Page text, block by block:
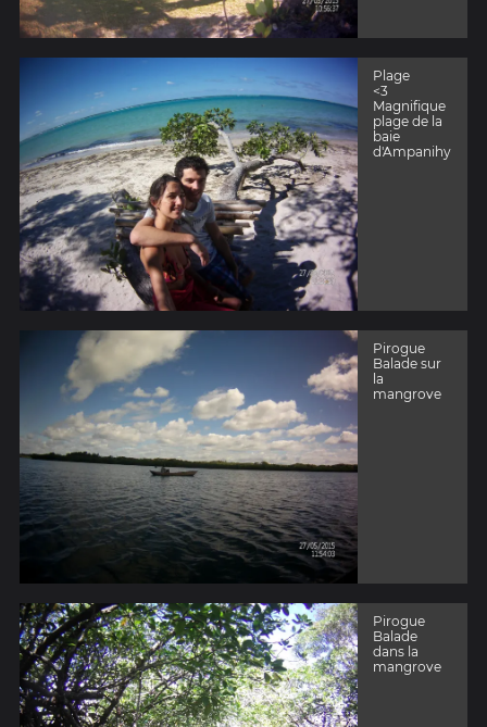
Plage
<3
Magnifique
plage de la
baie
d'Ampanihy
Pirogue
Balade sur
la
mangrove
Pirogue
Balade
dans la
mangrove